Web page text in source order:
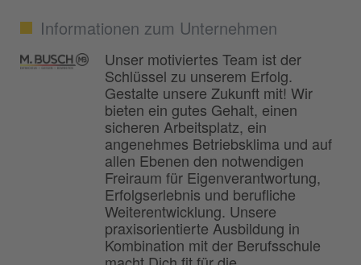
Informationen zum Unternehmen
Unser motiviertes Team ist der
Schlüssel zu unserem Erfolg.
Gestalte unsere Zukunft mit! Wir
bieten ein gutes Gehalt, einen
sicheren Arbeitsplatz, ein
angenehmes Betriebsklima und auf
allen Ebenen den notwendigen
Freiraum für Eigenverantwortung,
Erfolgserlebnis und berufliche
Weiterentwicklung. Unsere
praxisorientierte Ausbildung in
Kombination mit der Berufsschule